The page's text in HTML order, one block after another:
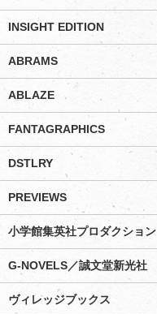
INSIGHT EDITION
ABRAMS
ABLAZE
FANTAGRAPHICS
DSTLRY
PREVIEWS
小学館集英社プロダクション
G-NOVELS／誠文堂新光社
ヴィレッジブックス